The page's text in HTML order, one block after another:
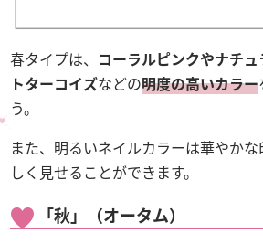
春タイプは、 コーラルピンクやナチ
トターコイズなどの明度の高いカラー
う。
また、明るいネイルカラーは華やか
しく見せることができます。
「秋」（オータム）